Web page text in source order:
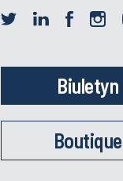
Biuletyn
Boutique